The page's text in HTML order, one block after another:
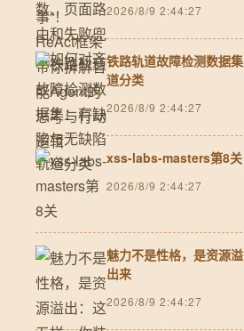
2026/8/9 2:44:27
铁路轨道故障检测数据
道分类
2026/8/9 2:44:27
xss-labs-masters第8关
2026/8/9 2:44:27
魅力不是性格，是资源
出来
2026/8/9 2:44:27